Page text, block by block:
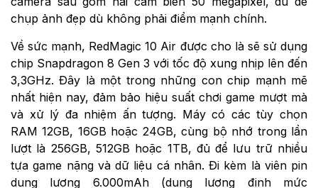
chụp ảnh đẹp dù không phải điểm mạnh chính.
Về sức mạnh, RedMagic 10 Air được cho là sẽ sử dụng
chip Snapdragon 8 Gen 3 với tốc độ xung nhịp lên đến
3,3GHz. Đây là một trong những con chip mạnh mẽ
nhất hiện nay, đảm bảo hiệu suất chơi game mượt mà
và xử lý đa nhiệm ấn tượng. Máy có các tùy chọn
RAM 12GB, 16GB hoặc 24GB, cùng bộ nhớ trong lần
lượt là 256GB, 512GB hoặc 1TB, đủ để lưu trữ nhiều
tựa game nặng và dữ liệu cá nhân. Đi kèm là viên pin
dung lượng 6.000mAh (dung lượng định mức